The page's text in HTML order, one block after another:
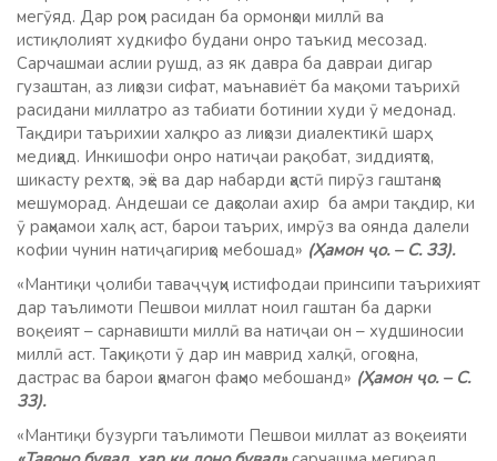
мегӯяд. Дар роҳи расидан ба ормонҳои миллӣ ва
истиқлолият худкифо будани онро таъкид месозад.
Сарчашмаи аслии рушд, аз як давра ба давраи дигар
гузаштан, аз лиҳози сифат, маънавиёт ба мақоми таърихӣ
расидани миллатро аз табиати ботинии худи ӯ медонад.
Тақдири таърихии халқро аз лиҳози диалектикӣ шарҳ
медиҳад. Инкишофи онро натиҷаи рақобат, зиддиятҳо,
шикасту рехтҳо, эҳё ва дар набарди ҳастӣ пирӯз гаштанҳо
мешуморад. Андешаи се даҳсолаи ахир ба амри тақдир, ки
ӯ раҳнамои халқ аст, барои таърих, имрӯз ва оянда далели
кофии чунин натиҷагириҳо мебошад» (Ҳамон ҷо. – С. 33).
«Мантиқи ҷолиби таваҷҷуҳи истифодаи принсипи таърихият
дар таълимоти Пешвои миллат ноил гаштан ба дарки
воқеият – сарнавишти миллӣ ва натиҷаи он – худшиносии
миллӣ аст. Таҳқиқоти ӯ дар ин маврид халқӣ, огоҳона,
дастрас ва барои ҳамагон фаҳмо мебошанд» (Ҳамон ҷо. – С.
33).
«Мантиқи бузурги таълимоти Пешвои миллат аз воқеияти